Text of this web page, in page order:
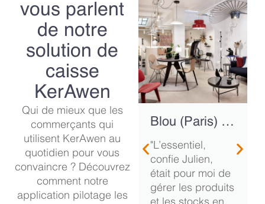
vous parlent
de notre
solution de
caisse
KerAwen
Qui de mieux que les
commerçants qui
utilisent KerAwen au
quotidien pour vous
convaincre ? Découvrez
comment notre
application pilotage les
Blou (Paris) –
Concept store
mobilier,
décoration et
lifestyle
"L’essentiel,
confie Julien,
était pour moi de
gérer les produits